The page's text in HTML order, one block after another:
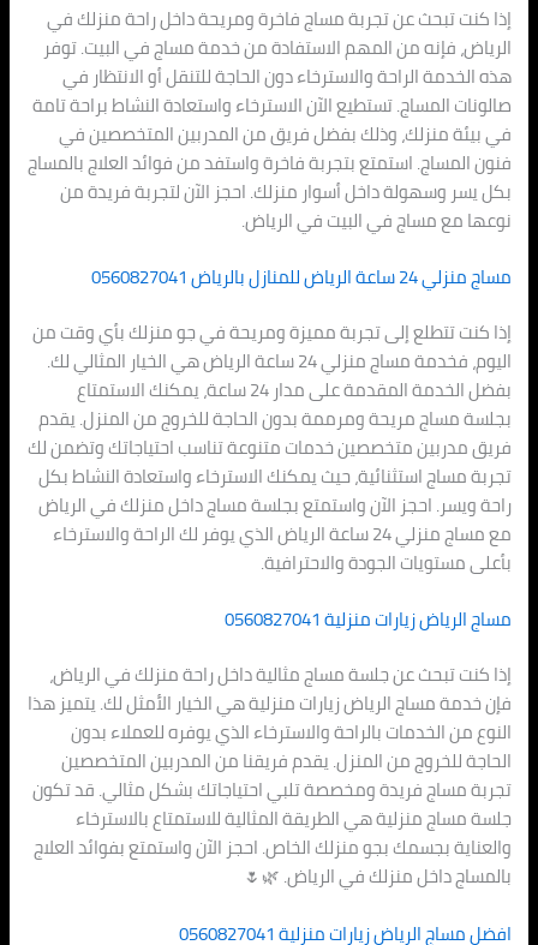
إذا كنت تبحث عن تجربة مساج فاخرة ومريحة داخل راحة منزلك في
الرياض، فإنه من المهم الاستفادة من خدمة مساج في البيت. توفر
هذه الخدمة الراحة والاسترخاء دون الحاجة للتنقل أو الانتظار في
صالونات المساج. تستطيع الآن الاسترخاء واستعادة النشاط براحة تامة
في بيئة منزلك، وذلك بفضل فريق من المدربين المتخصصين في
فنون المساج. استمتع بتجربة فاخرة واستفد من فوائد العلاج بالمساج
بكل يسر وسهولة داخل أسوار منزلك. احجز الآن لتجربة فريدة من
نوعها مع مساج في البيت في الرياض.
مساج منزلي 24 ساعة الرياض للمنازل بالرياض 0560827041
إذا كنت تتطلع إلى تجربة مميزة ومريحة في جو منزلك بأي وقت من
اليوم، فخدمة مساج منزلي 24 ساعة الرياض هي الخيار المثالي لك.
بفضل الخدمة المقدمة على مدار 24 ساعة، يمكنك الاستمتاع
بجلسة مساج مريحة ومرممة بدون الحاجة للخروج من المنزل. يقدم
فريق مدربين متخصصين خدمات متنوعة تناسب احتياجاتك وتضمن لك
تجربة مساج استثنائية، حيث يمكنك الاسترخاء واستعادة النشاط بكل
راحة ويسر. احجز الآن واستمتع بجلسة مساج داخل منزلك في الرياض
مع مساج منزلي 24 ساعة الرياض الذي يوفر لك الراحة والاسترخاء
بأعلى مستويات الجودة والاحترافية.
مساج الرياض زيارات منزلية 0560827041
إذا كنت تبحث عن جلسة مساج مثالية داخل راحة منزلك في الرياض،
فإن خدمة مساج الرياض زيارات منزلية هي الخيار الأمثل لك. يتميز هذا
النوع من الخدمات بالراحة والاسترخاء الذي يوفره للعملاء بدون
الحاجة للخروج من المنزل. يقدم فريقنا من المدربين المتخصصين
تجربة مساج فريدة ومخصصة تلبي احتياجاتك بشكل مثالي. قد تكون
جلسة مساج منزلية هي الطريقة المثالية للاستمتاع بالاسترخاء
والعناية بجسمك بجو منزلك الخاص. احجز الآن واستمتع بفوائد العلاج
بالمساج داخل منزلك في الرياض. 🌿🌷
افضل مساج الرياض زيارات منزلية 0560827041